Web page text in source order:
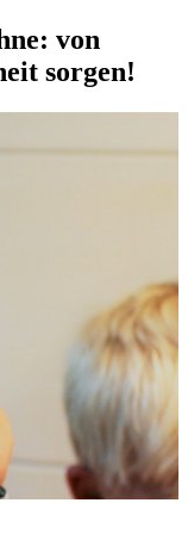
von
sorgen!